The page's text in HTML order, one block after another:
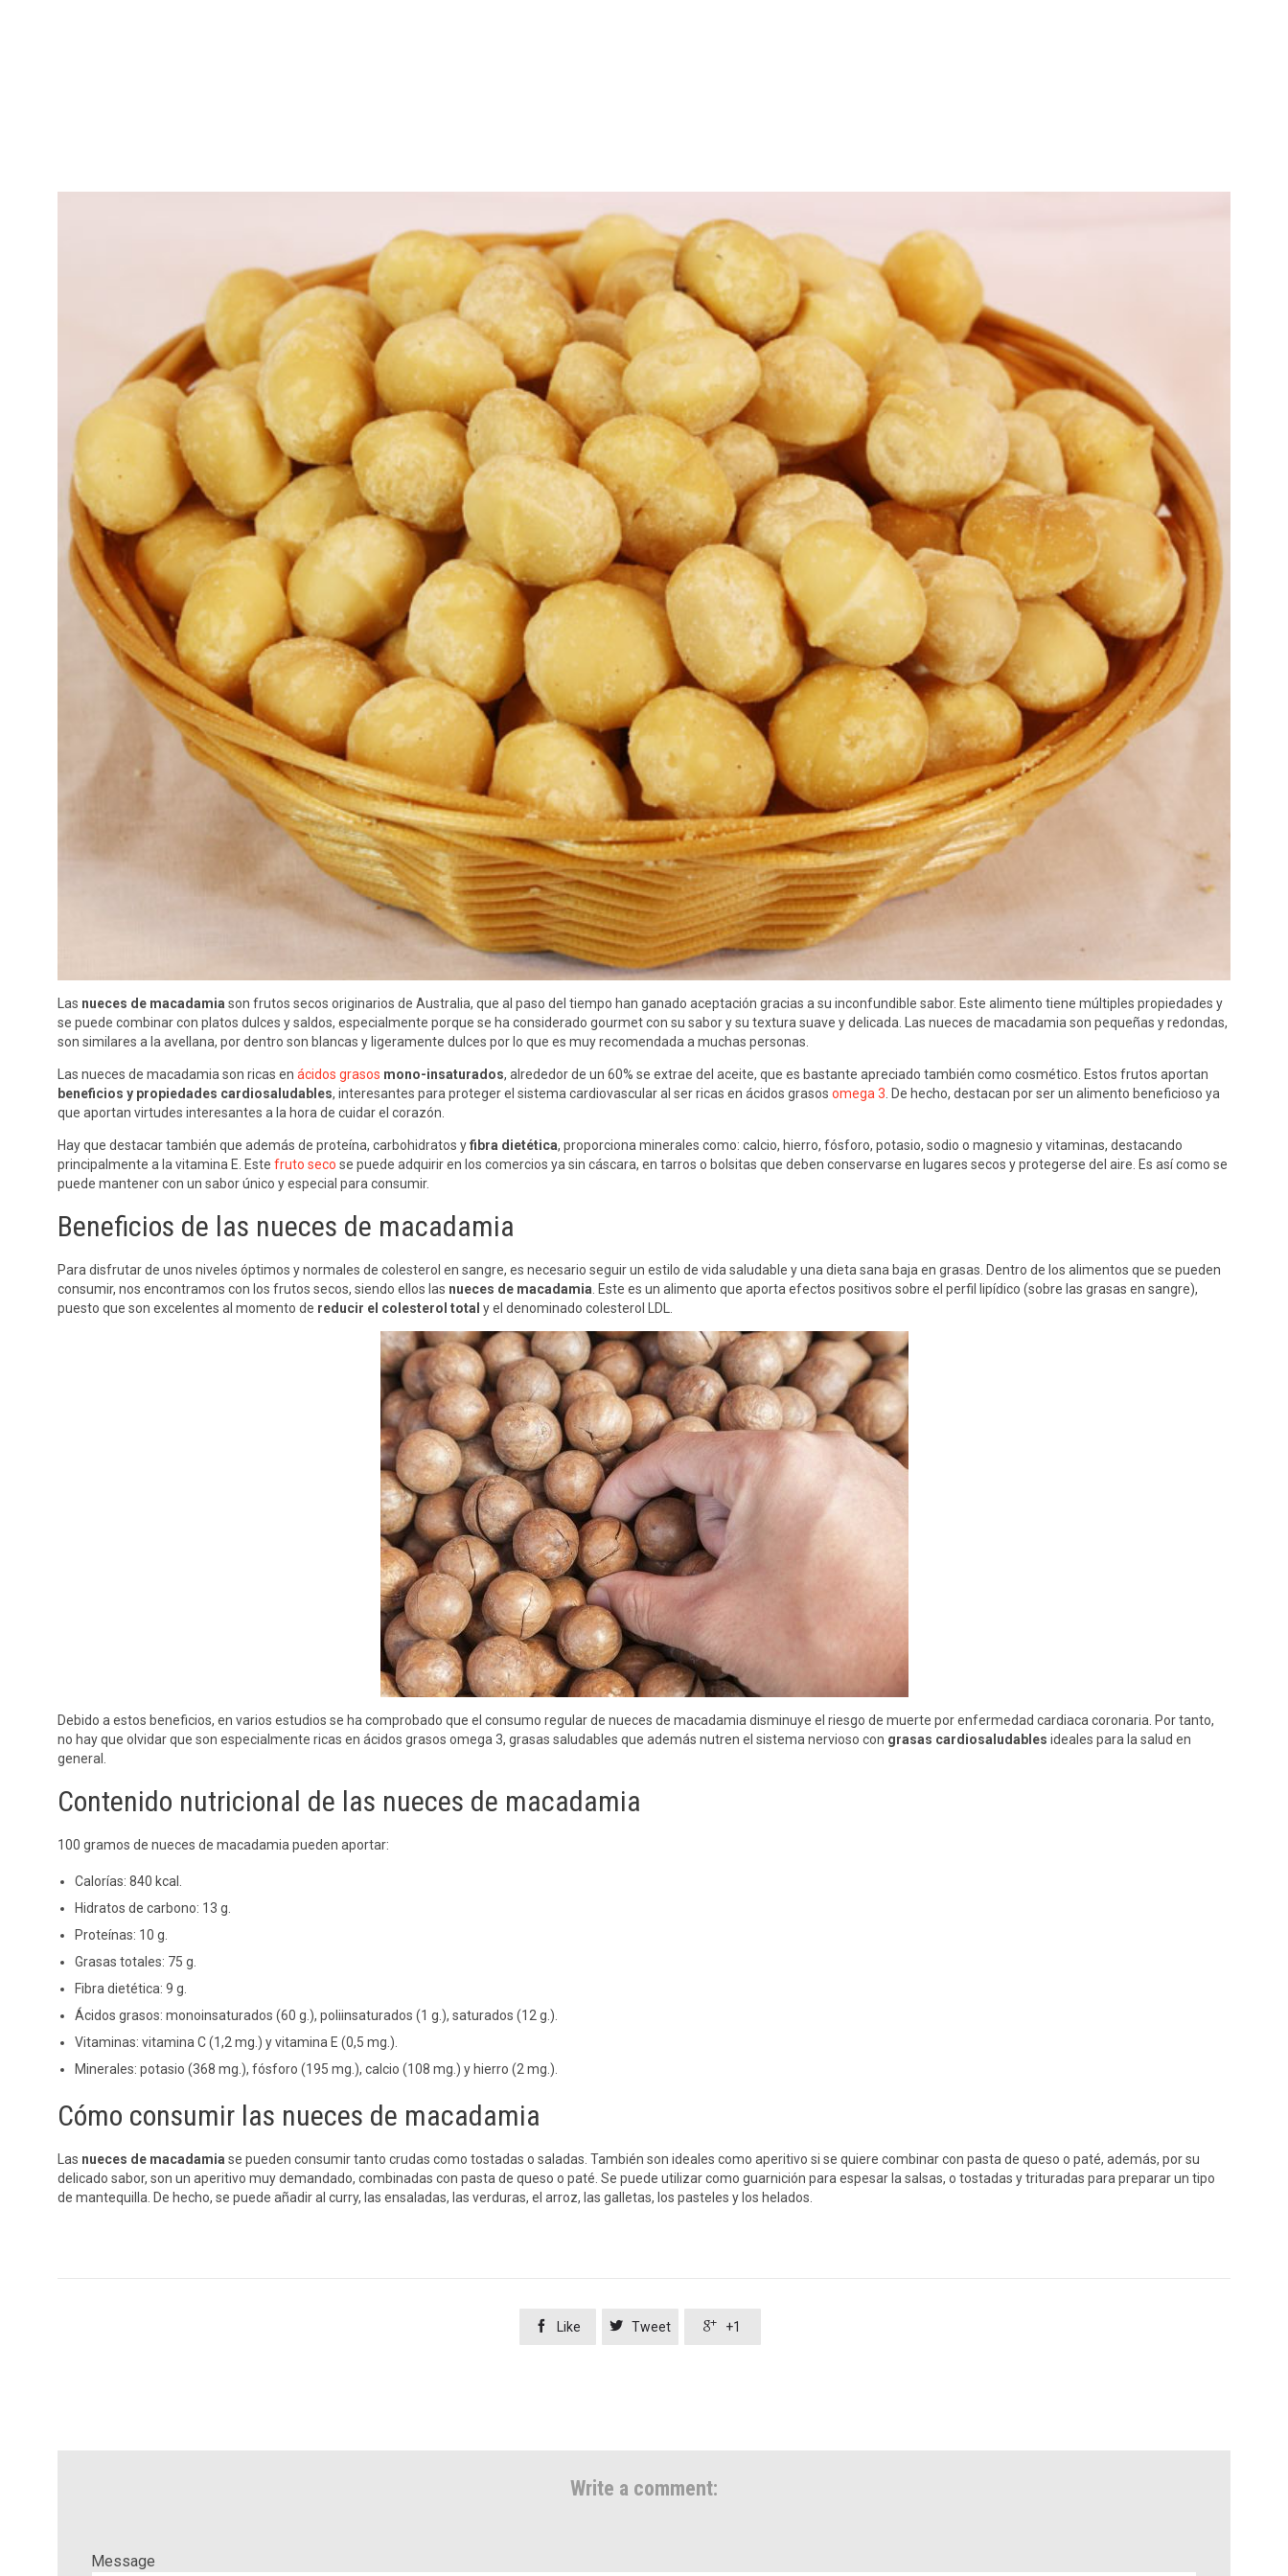
Las nueces de macadamia son frutos secos originarios de Australia, que al paso del tiempo han ganado aceptación gracias a su inconfundible sabor. Este alimento tiene múltiples propiedades y
se puede combinar con platos dulces y saldos, especialmente porque se ha considerado gourmet con su sabor y su textura suave y delicada. Las nueces de macadamia son pequeñas y redondas,
son similares a la avellana, por dentro son blancas y ligeramente dulces por lo que es muy recomendada a muchas personas.
Las nueces de macadamia son ricas en ácidos grasos mono-insaturados, alrededor de un 60% se extrae del aceite, que es bastante apreciado también como cosmético. Estos frutos aportan
beneficios y propiedades cardiosaludables, interesantes para proteger el sistema cardiovascular al ser ricas en ácidos grasos omega 3 . De hecho, destacan por ser un alimento beneficioso ya
que aportan virtudes interesantes a la hora de cuidar el corazón.
Hay que destacar también que además de proteína, carbohidratos yfibra dietética, proporciona minerales como: calcio, hierro, fósforo, potasio, sodio o magnesio y vitaminas, destacando
principalmente a la vitamina E. Este fruto seco se puede adquirir en los comercios ya sin cáscara, en tarros o bolsitas que deben conservarse en lugares secos y protegerse del aire. Es así como se
puede mantener con un sabor único y especial para consumir.
Beneficios de las nueces de macadamia
Para disfrutar de unos niveles óptimos y normales de colesterol en sangre, es necesario seguir un estilo de vida saludable y una dieta sana baja en grasas. Dentro de los alimentos que se pueden
consumir, nos encontramos con los frutos secos, siendo ellos las nueces de macadamia . Este es un alimento que aporta efectos positivos sobre el perfil lipídico (sobre las grasas en sangre),
puesto que son excelentes al momento de reducir el colesterol total y el denominado colesterol LDL.
Debido a estos beneficios, en varios estudios se ha comprobado que el consumo regular de nueces de macadamia disminuye el riesgo de muerte por enfermedad cardiaca coronaria. Por tanto,
no hay que olvidar que son especialmente ricas en ácidos grasos omega 3, grasas saludables que además nutren el sistema nervioso con grasas cardiosaludables ideales para la salud en
general.
Contenido nutricional de las nueces de macadamia
100 gramos de nueces de macadamia pueden aportar:
Calorías: 840 kcal.
Hidratos de carbono: 13 g.
Proteínas: 10 g.
Grasas totales: 75 g.
Fibra dietética: 9 g.
Ácidos grasos: monoinsaturados (60 g.), poliinsaturados (1 g.), saturados (12 g.).
Vitaminas: vitamina C (1,2 mg.) y vitamina E (0,5 mg.).
Minerales: potasio (368 mg.), fósforo (195 mg.), calcio (108 mg.) y hierro (2 mg.).
Cómo consumir las nueces de macadamia
Las nueces de macadamia se pueden consumir tanto crudas como tostadas o saladas. También son ideales como aperitivo si se quiere combinar con pasta de queso o paté, además, por su
delicado sabor, son un aperitivo muy demandado, combinadas con pasta de queso o paté. Se puede utilizar como guarnición para espesar la salsas, o tostadas y trituradas para preparar un tipo
de mantequilla. De hecho, se puede añadir al curry, las ensaladas, las verduras, el arroz, las galletas, los pasteles y los helados.
 Like  Tweet  +1
Write a comment:
Message